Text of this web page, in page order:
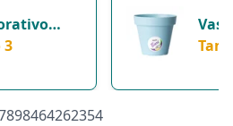
3
Bari